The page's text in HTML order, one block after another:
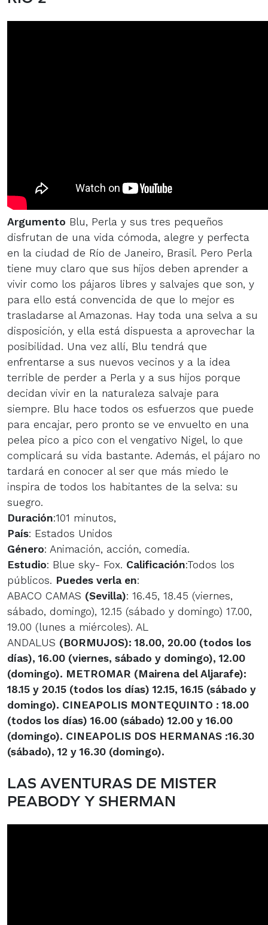
Argumento Blu, Perla y sus tres pequeños
disfrutan de una vida cómoda, alegre y perfecta
en la ciudad de Río de Janeiro, Brasil. Pero Perla
tiene muy claro que sus hijos deben aprender a
vivir como los pájaros libres y salvajes que son, y
para ello está convencida de que lo mejor es
trasladarse al Amazonas. Hay toda una selva a su
disposición, y ella está dispuesta a aprovechar la
posibilidad. Una vez allí, Blu tendrá que
enfrentarse a sus nuevos vecinos y a la idea
terrible de perder a Perla y a sus hijos porque
decidan vivir en la naturaleza salvaje para
siempre. Blu hace todos os esfuerzos que puede
para encajar, pero pronto se ve envuelto en una
pelea pico a pico con el vengativo Nigel, lo que
complicará su vida bastante. Además, el pájaro no
tardará en conocer al ser que más miedo le
inspira de todos los habitantes de la selva: su
suegro.
Duración:101 minutos,
País: Estados Unidos
Género: Animación, acción, comedia.
Estudio: Blue sky- Fox. Calificación:Todos los
públicos. Puedes verla en:
ABACO CAMAS (Sevilla): 16.45, 18.45 (viernes,
sábado, domingo), 12.15 (sábado y domingo) 17.00,
19.00 (lunes a miércoles). AL
ANDALUS (BORMUJOS): 18.00, 20.00 (todos los
días), 16.00 (viernes, sábado y domingo), 12.00
(domingo). METROMAR (Mairena del Aljarafe):
18.15 y 20.15 (todos los días) 12.15, 16.15 (sábado y
domingo). CINEAPOLIS MONTEQUINTO : 18.00
(todos los días) 16.00 (sábado) 12.00 y 16.00
(domingo). CINEAPOLIS DOS HERMANAS :16.30
(sábado), 12 y 16.30 (domingo).
LAS AVENTURAS DE MISTER
PEABODY Y SHERMAN